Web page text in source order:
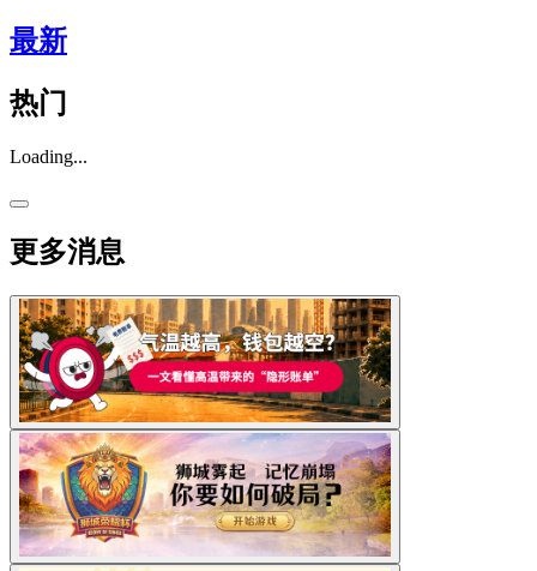
最新
热门
Loading...
更多消息